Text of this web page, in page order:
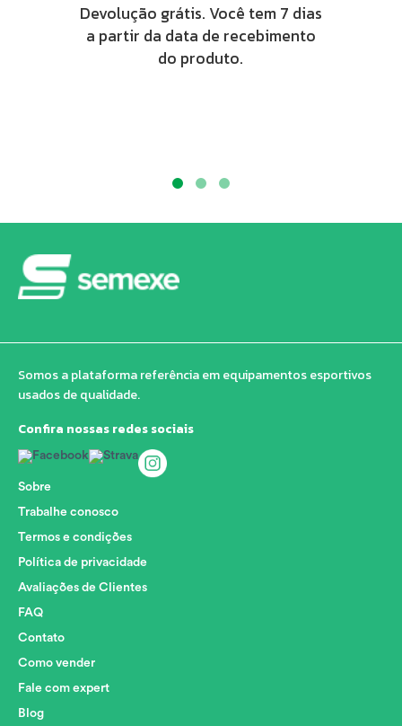
Devolução grátis. Você tem 7 dias
a partir da data de recebimento
do produto.
Somos a plataforma referência em equipamentos esportivos
usados de qualidade.
Confira nossas redes sociais
Sobre
Trabalhe conosco
Termos e condições
Política de privacidade
Avaliações de Clientes
FAQ
Contato
Como vender
Fale com expert
Blog